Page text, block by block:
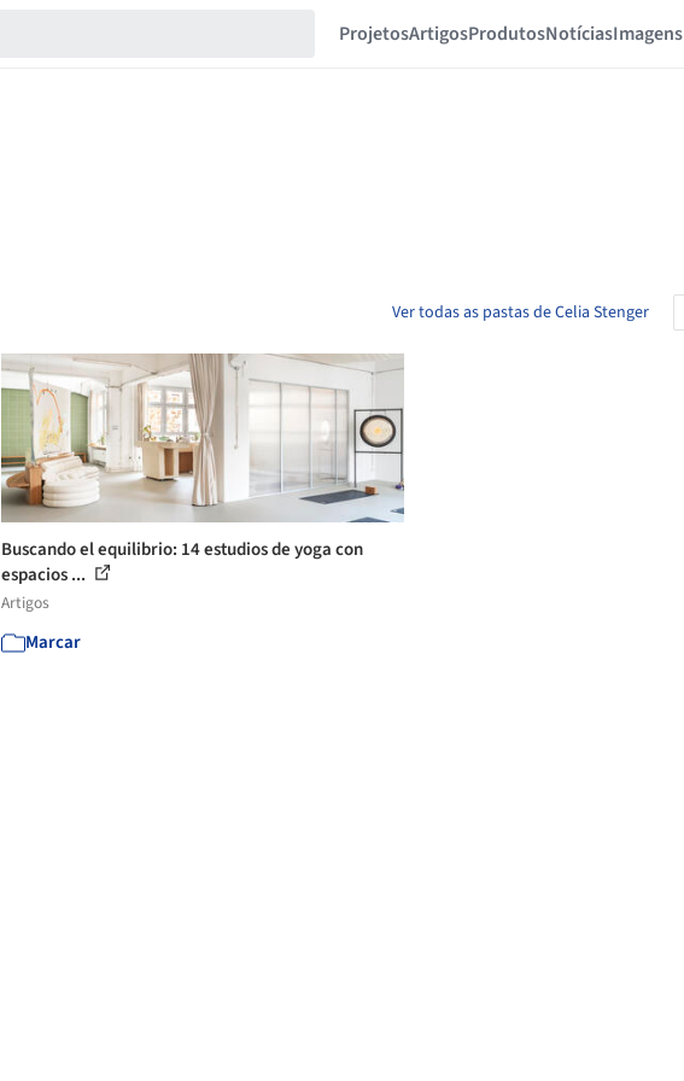
ProjetosArtigosProdutosNotíciasImagens
Ver todas as pastas de Celia Stenger
Buscando el equilibrio: 14 estudios de yoga con
espacios ...
Artigos
Marcar